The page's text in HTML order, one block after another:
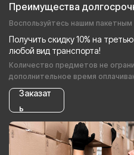
Преимущества
Воспользуйтесь нашим
Получить скидку 10% на
любой вид транспорта!
Количество предметов не
дополнительное время
Заказат
ь